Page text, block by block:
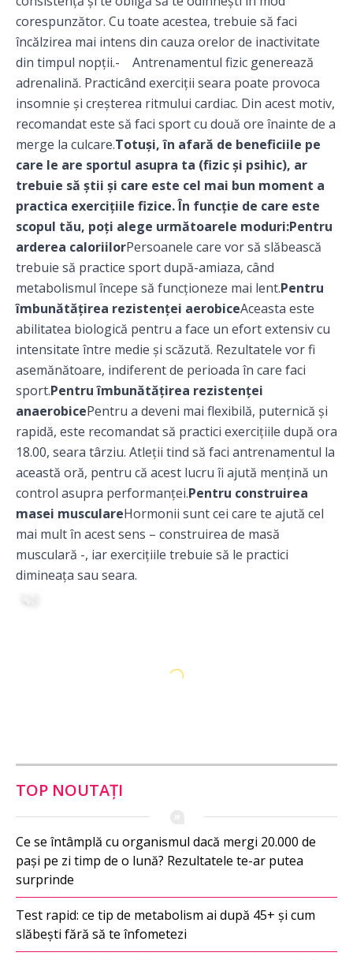
corespunzător. Cu toate acestea, trebuie să faci
încălzirea mai intens din cauza orelor de inactivitate
din timpul nopții.- Antrenamentul fizic generează
adrenalină. Practicând exerciții seara poate provoca
insomnie și creșterea ritmului cardiac. Din acest motiv,
recomandat este să faci sport cu două ore înainte de a
merge la culcare.Totuși, în afară de beneficiile pe
care le are sportul asupra ta (fizic și psihic), ar
trebuie să știi și care este cel mai bun moment a
practica exercițiile fizice. În funcție de care este
scopul tău, poți alege următoarele moduri:Pentru
arderea caloriilorPersoanele care vor să slăbească
trebuie să practice sport după-amiaza, când
metabolismul începe să funcționeze mai lent.Pentru
îmbunătățirea rezistenței aerobiceAceasta este
abilitatea biologică pentru a face un efort extensiv cu
intensitate între medie și scăzută. Rezultatele vor fi
asemănătoare, indiferent de perioada în care faci
sport.Pentru îmbunătățirea rezistenței
anaerobicePentru a deveni mai flexibilă, puternică și
rapidă, este recomandat să practici exercițiile după ora
18.00, seara târziu. Atleții tind să faci antrenamentul la
această oră, pentru că acest lucru îi ajută mențină un
control asupra performanței.Pentru construirea
masei musculareHormonii sunt cei care te ajută cel
mai mult în acest sens – construirea de masă
musculară -, iar exercițiile trebuie să le practici
dimineața sau seara.
TOP NOUTAȚI
Ce se întâmplă cu organismul dacă mergi 20.000 de
pași pe zi timp de o lună? Rezultatele te-ar putea
surprinde
Test rapid: ce tip de metabolism ai după 45+ și cum
slăbești fără să te înfometezi